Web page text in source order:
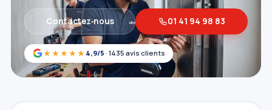
★★★★★ 4,9/5 · 1435 avis clients
Contactez‑nous 01 41 94 98 83